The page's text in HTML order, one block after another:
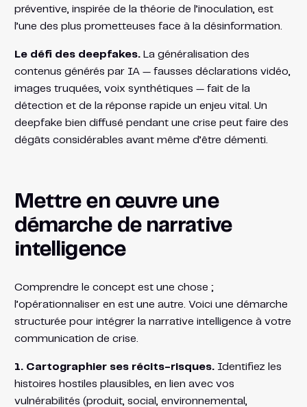
préventive, inspirée de la théorie de l’inoculation, est
l’une des plus prometteuses face à la désinformation.
Le défi des deepfakes.La généralisation des
contenus générés par IA — fausses déclarations vidéo,
images truquées, voix synthétiques — fait de la
détection et de la réponse rapide un enjeu vital. Un
deepfake bien diffusé pendant une crise peut faire des
dégâts considérables avant même d’être démenti.
Mettre en œuvre une
démarche de narrative
intelligence
Comprendre le concept est une chose ;
l’opérationnaliser en est une autre. Voici une démarche
structurée pour intégrer la narrative intelligence à votre
communication de crise.
1. Cartographier ses récits-risques.Identifiez les
histoires hostiles plausibles, en lien avec vos
vulnérabilités (produit, social, environnemental,